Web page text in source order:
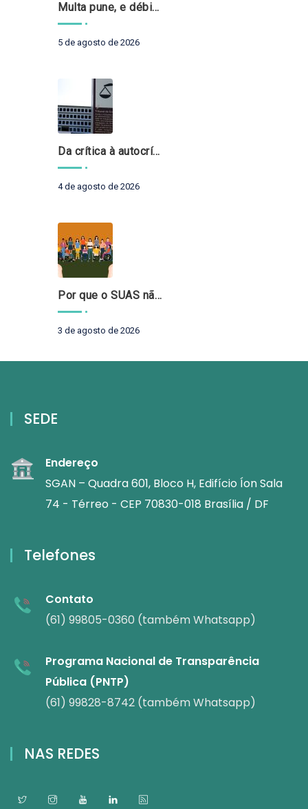
Multa pune, e débito recompõe. § 3º do art. 71 da Constituição: um problema de legística formal
5 de agosto de 2026
Da crítica à autocrítica: Tribunais de Contas sob um novo olhar?
4 de agosto de 2026
Por que o SUAS não pode esperar?
3 de agosto de 2026
SEDE
Endereço
SGAN – Quadra 601, Bloco H, Edifício Íon Sala
74 - Térreo - CEP 70830-018 Brasília / DF
Telefones
Contato
(61) 99805-0360 (também Whatsapp)
Programa Nacional de Transparência
Pública (PNTP)
(61) 99828-8742 (também Whatsapp)
NAS REDES